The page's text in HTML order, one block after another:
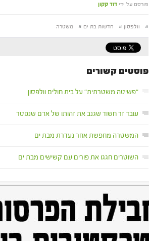
פורסם על ידי דוד קקון
# וולפסון # חדשות בת ים # משטרה
פוסטים קשורים
"פשיטה משטרתית" על בית חולים וולפסון
עובד זר חשוד שגנב את זהותו של אדם שנפטר
המשטרה מחפשת אחר נעדרת מבת ים
השוטרים חגגו את פורים עם קשישים מבת ים